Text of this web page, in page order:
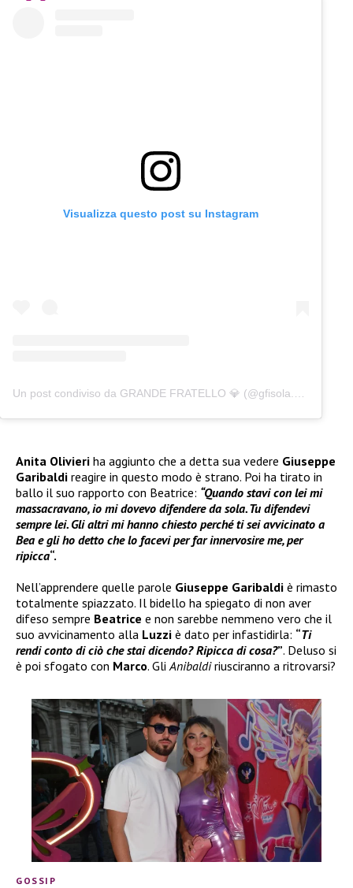
Visualizza questo post su Instagram
Anita Olivieri ha aggiunto che a detta sua vedere Giuseppe
Garibaldi reagire in questo modo è strano. Poi ha tirato in
ballo il suo rapporto con Beatrice: “Quando stavi con lei mi
massacravano, io mi dovevo difendere da sola. Tu difendevi
sempre lei. Gli altri mi hanno chiesto perché ti sei avvicinato a
Bea e gli ho detto che lo facevi per far innervosire me, per
ripicca“.
Nell’apprendere quelle parole Giuseppe Garibaldi è rimasto
totalmente spiazzato. Il bidello ha spiegato di non aver
difeso sempre Beatrice e non sarebbe nemmeno vero che il
suo avvicinamento alla Luzzi è dato per infastidirla: “Ti
rendi conto di ciò che stai dicendo? Ripicca di cosa?”. Deluso si
è poi sfogato con Marco. GliAnibaldiriusciranno a ritrovarsi?
GOSSIP